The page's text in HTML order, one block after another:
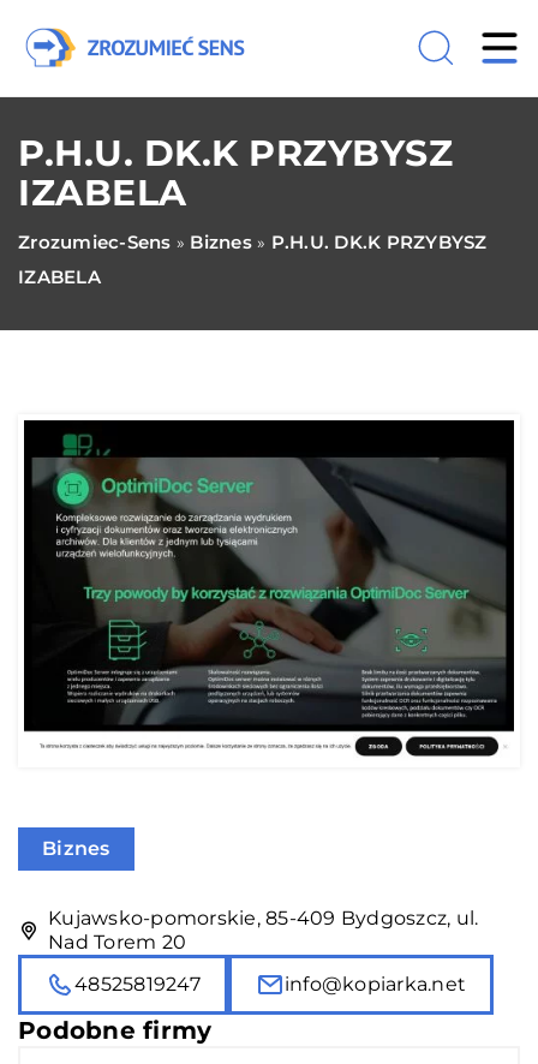
P.H.U. DK.K PRZYBYSZ
IZABELA
Zrozumiec-Sens » Biznes» P.H.U. DK.K PRZYBYSZ
IZABELA
Biznes
Kujawsko-pomorskie, 85-409 Bydgoszcz, ul.
Nad Torem 20
48525819247
info@kopiarka.net
Podobne firmy